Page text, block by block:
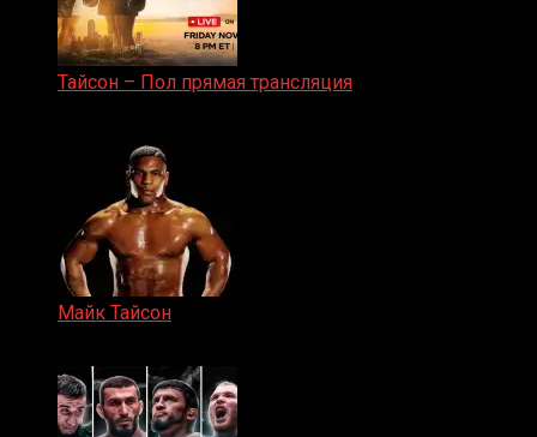
Тайсон – Пол прямая трансляция
Майк Тайсон